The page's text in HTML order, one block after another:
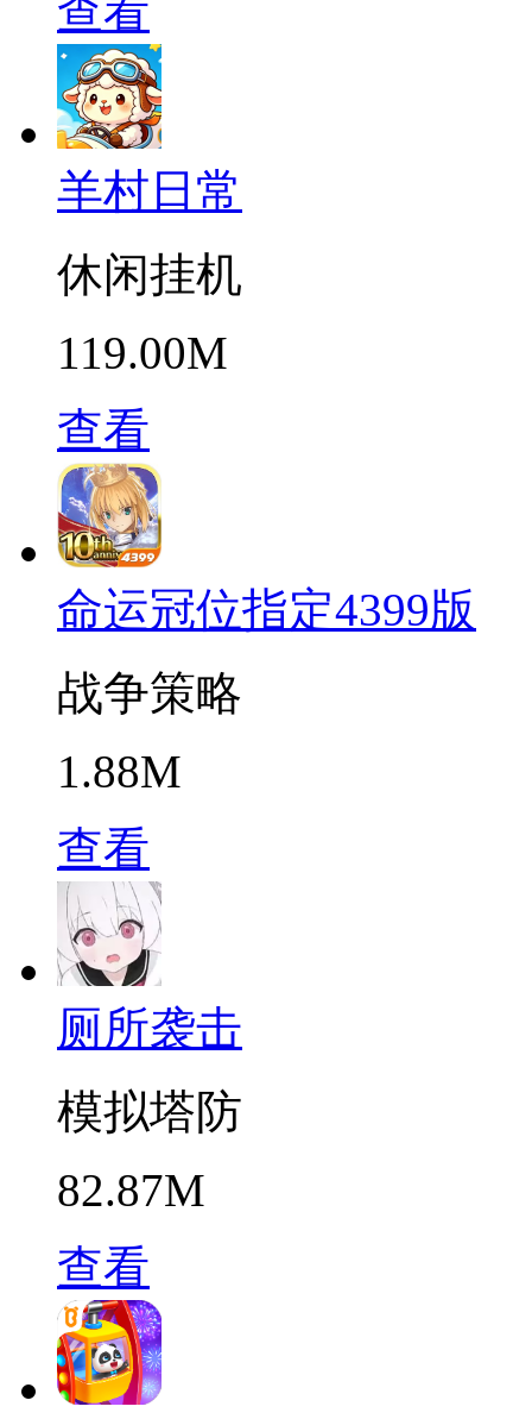
查看
羊村日常
休闲挂机
119.00M
查看
命运冠位指定4399版
战争策略
1.88M
查看
厕所袭击
模拟塔防
82.87M
查看